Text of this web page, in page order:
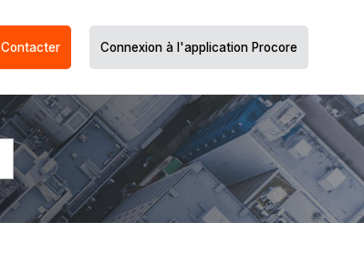
Contacter Connexion à l'application Procore